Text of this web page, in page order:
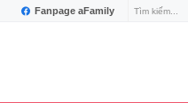
Fanpage aFamily